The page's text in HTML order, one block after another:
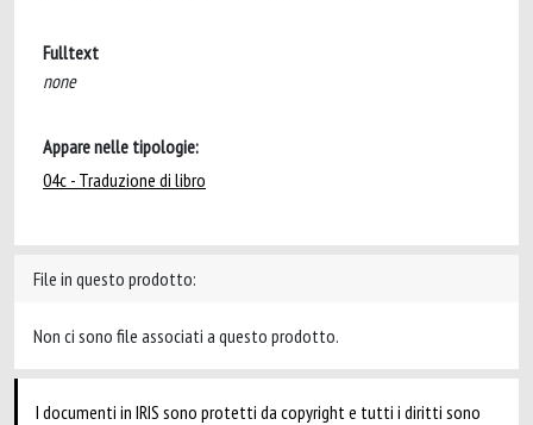
Fulltext
none
Appare nelle tipologie:
04c - Traduzione di libro
File in questo prodotto:
Non ci sono file associati a questo prodotto.
I documenti in IRIS sono protetti da copyright e tutti i diritti sono